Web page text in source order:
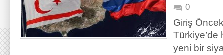
0
Giriş
Türkiye’de
yeni bir